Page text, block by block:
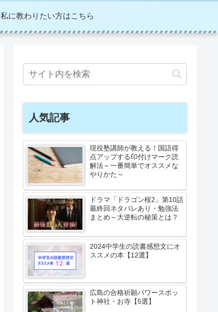
私に教わりたい方はこちら
人気記事
現役塾講師が教える！国語得
点アップする印付けマーク読
解法～一番簡単でオススメな
やりかた～
ドラマ「ドラゴン桜2」第10話
最終回ネタバレあり・勉強法
まとめ～大逆転の秘策とは？
2024中学生の読書感想文にオ
ススメの本【12選】
広島の合格祈願パワースポッ
ト神社・お寺【5選】